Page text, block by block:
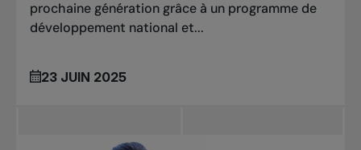
prochaine génération grâce à un programme de
développement national et...
23 JUIN 2025